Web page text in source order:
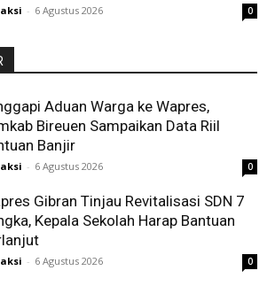
- 6 Agustus 2026 0
Aduan Warga ke Wapres,
Bireuen Sampaikan Data Riil
Banjir
- 6 Agustus 2026 0
Gibran Tinjau Revitalisasi SDN 7
Kepala Sekolah Harap Bantuan
- 6 Agustus 2026 0